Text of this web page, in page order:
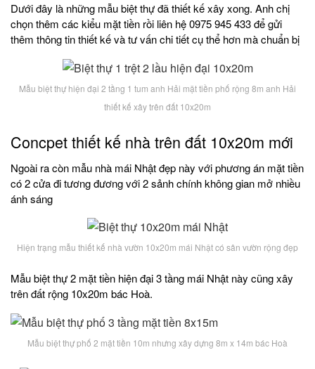
Dưới đây là những mẫu biệt thự đã thiết kế xây xong. Anh chị
chọn thêm các kiểu mặt tiền rồi liên hệ 0975 945 433 để gửi
thêm thông tin thiết kế và tư vấn chi tiết cụ thể hơn mà chuẩn bị
Mẫu biệt thự hiện đại 2 tầng 1 tum anh Hải mặt tiền phố rộng 8m anh Hải
thiết kế xây trên đất 10x20m
Concpet thiết kế nhà trên đất 10x20m mới
Ngoài ra còn mẫu nhà mái Nhật đẹp này với phương án mặt tiền
có 2 cửa đi tương đương với 2 sảnh chính không gian mở nhiều
ánh sáng
Hiện trạng mẫu thiết kế nhà vườn 10x20m mái Nhật có sân vườn rộng đẹp
Mẫu biệt thự 2 mặt tiền hiện đại 3 tầng mái Nhật này cũng xây
trên đất rộng 10x20m bác Hoà.
Mẫu biệt thự phố 2 mặt tiền 10m nhưng xây dựng 8m x 14m bác Hoà